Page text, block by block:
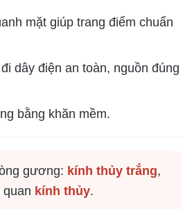
mặt giúp trang điểm chuẩn
dây điện an toàn, nguồn đúng
bằng khăn mềm.
gương: kính thủy trắng,
quan kính thủy.